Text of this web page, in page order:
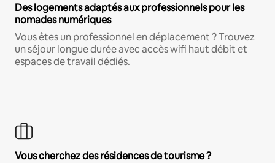
Des logements adaptés aux professionnels pour les
nomades numériques
Vous êtes un professionnel en déplacement ? Trouvez
un séjour longue durée avec accès wifi haut débit et
espaces de travail dédiés.
Vous cherchez des résidences de tourisme ?